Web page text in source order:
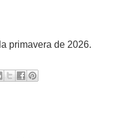
primavera de 2026.